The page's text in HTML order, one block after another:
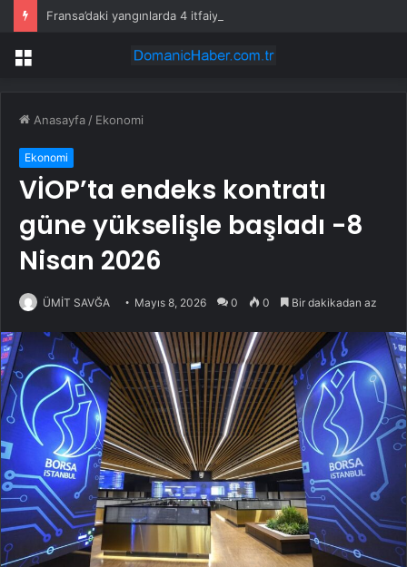
Fransa’daki yangınlarda 4 itfaiye eri hayatını kaybetti
Menü
Anasayfa / Ekonomi
Ekonomi
VİOP’ta endeks kontratı
güne yükselişle başladı -8
Nisan 2026
ÜMİT SAVĞA Mayıs 8, 2026 0 0 Bir dakikadan az